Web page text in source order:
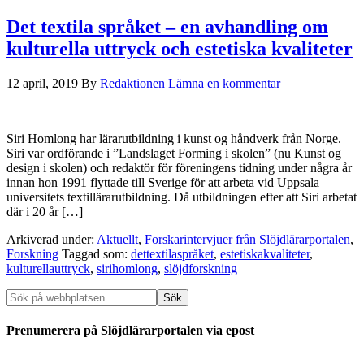
Det textila språket – en avhandling om
kulturella uttryck och estetiska kvaliteter
12 april, 2019 By Redaktionen Lämna en kommentar
Siri Homlong har lärarutbildning i kunst og håndverk från Norge.
Siri var ordförande i ”Landslaget Forming i skolen” (nu Kunst og
design i skolen) och redaktör för föreningens tidning under några år
innan hon 1991 flyttade till Sverige för att arbeta vid Uppsala
universitets textillärarutbildning. Då utbildningen efter att Siri arbetat
där i 20 år […]
Arkiverad under: Aktuellt, Forskarintervjuer från Slöjdlärarportalen,
Forskning Taggad som: dettextilaspråket, estetiskakvaliteter,
kulturellauttryck, sirihomlong, slöjdforskning
Prenumerera på Slöjdlärarportalen via epost